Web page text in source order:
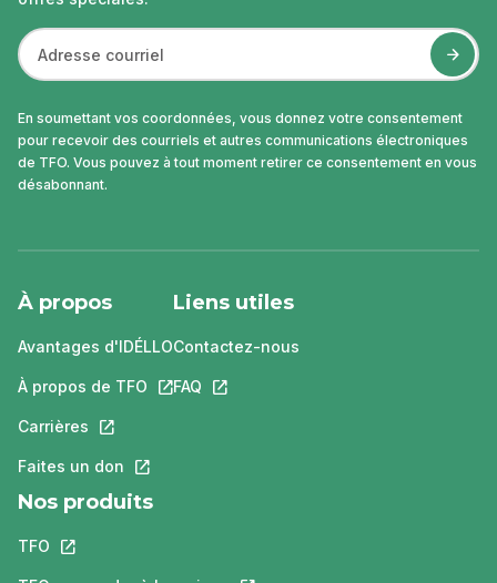
En soumettant vos coordonnées, vous donnez votre consentement
pour recevoir des courriels et autres communications électroniques
de TFO. Vous pouvez à tout moment retirer ce consentement en vous
désabonnant.
À propos
Avantages d'IDÉLLO
À propos de TFO Ce lien s'ouvrira dans un nouvel onglet.
Carrières Ce lien s'ouvrira dans un nouvel onglet.
Faites un don Ce lien s'ouvrira dans un nouvel onglet.
Liens utiles
Contactez-nous
FAQ Ce lien s'ouvrira dans un nouvel
Nos produits
TFO Ce lien s'ouvrira dans un nouvel onglet.